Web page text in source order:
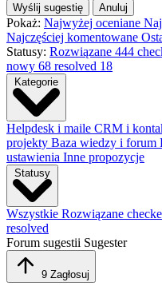
Anuluj
Pokaż: Najwyżej oceniane
Najczęściej komentowane
Statusy: Rozwiązane 444
nowy 68 resolved 18
Kategorie
Helpdesk i maile CRM i
projekty Baza wiedzy i forum
ustawienia Inne propozycje
Statusy
Wszystkie Rozwiązane
resolved
Forum sugestii Sugester
9 Zagłosuj